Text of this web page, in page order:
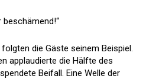
beschämend!“
die Gäste seinem Beispiel.
applaudierte die Hälfte des
Beifall. Eine Welle der